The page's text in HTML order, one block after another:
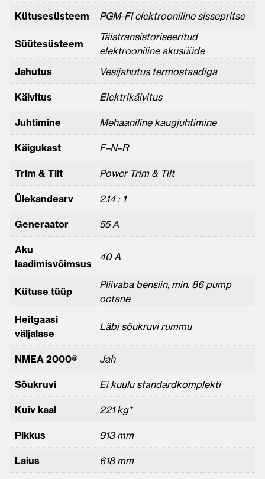
Kütusesüsteem PGM-FI elektrooniline sissepritse
Süütesüsteem
Täistransistoriseeritud
elektrooniline akusüüde
Jahutus
Vesijahutus termostaadiga
Käivitus Elektrikäivitus
Juhtimine Mehaaniline kaugjuhtimine
Käigukast F–N–R
Trim & Tilt Power Trim & Tilt
Ülekandearv 2.14 : 1
Generaator 55 A
Aku
laadimisvõimsus
40 A
Kütuse tüüp
Pliivaba bensiin, min. 86 pump
octane
Heitgaasi
väljalase
Läbi sõukruvi rummu
NMEA 2000® Jah
Sõukruvi Ei kuulu standardkomplekti
Kuiv kaal 221 kg*
Pikkus 913 mm
Laius 618 mm